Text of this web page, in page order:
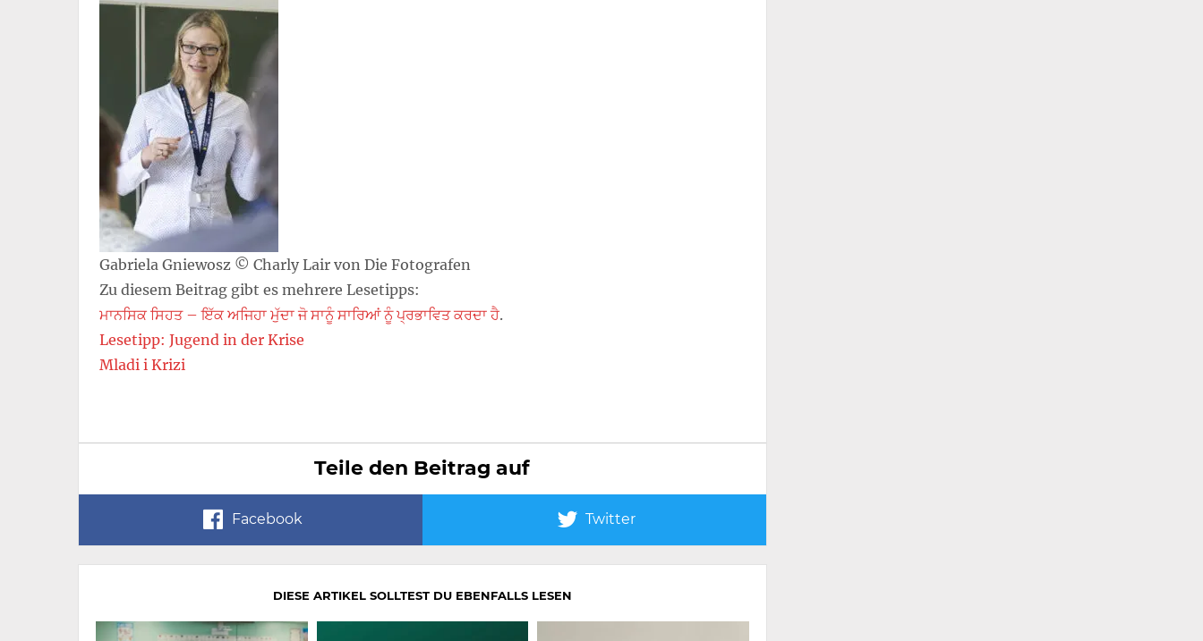
Gabriela Gniewosz © Charly Lair von Die Fotografen
Zu diesem Beitrag gibt es mehrere Lesetipps:
ਮਾਨਸਿਕ ਸਿਹਤ – ਇੱਕ ਅਜਿਹਾ ਮੁੱਦਾ ਜੋ ਸਾਨੂੰ ਸਾਰਿਆਂ ਨੂੰ ਪ੍ਰਭਾਵਿਤ ਕਰਦਾ ਹੈ.
Lesetipp: Jugend in der Krise
Mladi i Krizi
Teile den Beitrag auf
Facebook Twitter
DIESE ARTIKEL SOLLTEST DU EBENFALLS LESEN